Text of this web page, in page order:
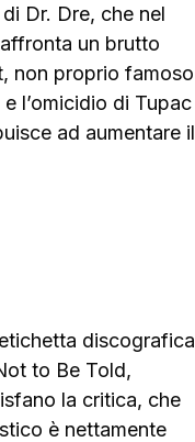
Dr. Dre, che nel
un brutto
non proprio famoso
l’omicidio di Tupac
ad aumentare il
discografica
to Be Told,
la critica, che
è nettamente